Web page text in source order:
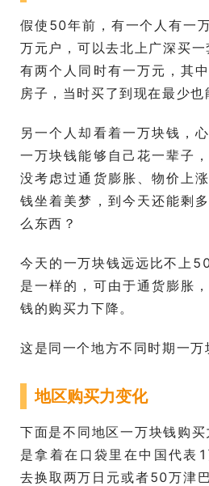
假使50年前，有一个人有一
万元户，可以去北上广深买
有两个人同时有一万元，其
房子，当时买了到现在最少也
另一个人却看着一万块钱，
一万块钱能够自己花一辈子
没考虑过通货膨胀、物价上
钱坐着美梦，到今天还能剩
么东西？
今天的一万块钱远远比不上
是一样的，可由于通货膨胀
钱的购买力下降。
这是同一个地方不同时期一万
地区购买力变化
下面是不同地区一万块钱购
是拿着在口袋里在中国代表
去换取两万日元或者50万津